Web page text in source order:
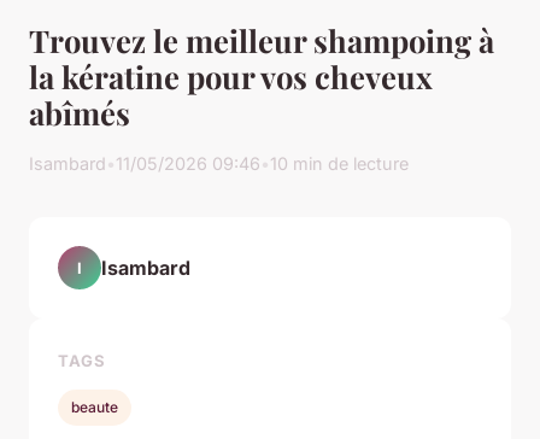
Trouvez le meilleur shampoing à
la kératine pour vos cheveux
abîmés
Isambard•11/05/2026 09:46•10 min de lecture
I Isambard
TAGS
beaute